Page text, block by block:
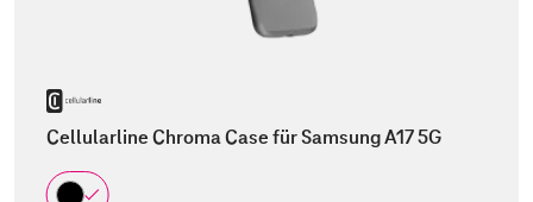
Cellularline Chroma Case für Samsung A17 5G